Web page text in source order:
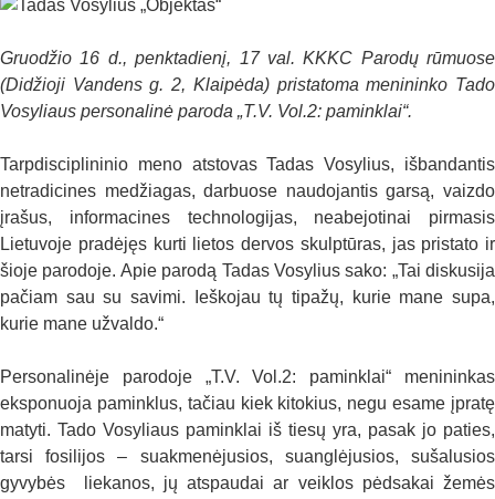
Gruodžio 16 d., penktadienį, 17 val. KKKC Parodų rūmuose
(Didžioji Vandens g. 2, Klaipėda) pristatoma menininko Tado
Vosyliaus personalinė paroda „T.V. Vol.2: paminklai“.
Tarpdisciplininio meno atstovas Tadas Vosylius, išbandantis
netradicines medžiagas, darbuose naudojantis garsą, vaizdo
įrašus, informacines technologijas, neabejotinai pirmasis
Lietuvoje pradėjęs kurti lietos dervos skulptūras, jas pristato ir
šioje parodoje. Apie parodą Tadas Vosylius sako: „Tai diskusija
pačiam sau su savimi. Ieškojau tų tipažų, kurie mane supa,
kurie mane užvaldo.“
Personalinėje parodoje „T.V. Vol.2: paminklai“ menininkas
eksponuoja paminklus, tačiau kiek kitokius, negu esame įpratę
matyti. Tado Vosyliaus paminklai iš tiesų yra, pasak jo paties,
tarsi fosilijos – suakmenėjusios, suanglėjusios, sušalusios
gyvybės liekanos, jų atspaudai ar veiklos pėdsakai žemės